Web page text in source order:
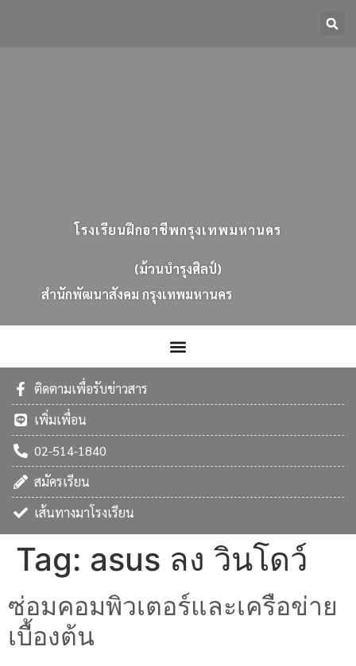
โรงเรียนฝึกอาชีพกรุงเทพมหานคร
(ม้วนบำรุงศิลป์)
สนกพฒนาสงคม กรงเทพมหานคร
ติดตามเพื่อรับข่าวสาร
เพิ่มเพื่อน
02-514-1840
สมัครเรียน
เส้นทางมาโรงเรียน
Tag: asus ลง วินโดว์
ซ่อมคอมพิวเตอร์และเครือข่าย
เบื้องต้น